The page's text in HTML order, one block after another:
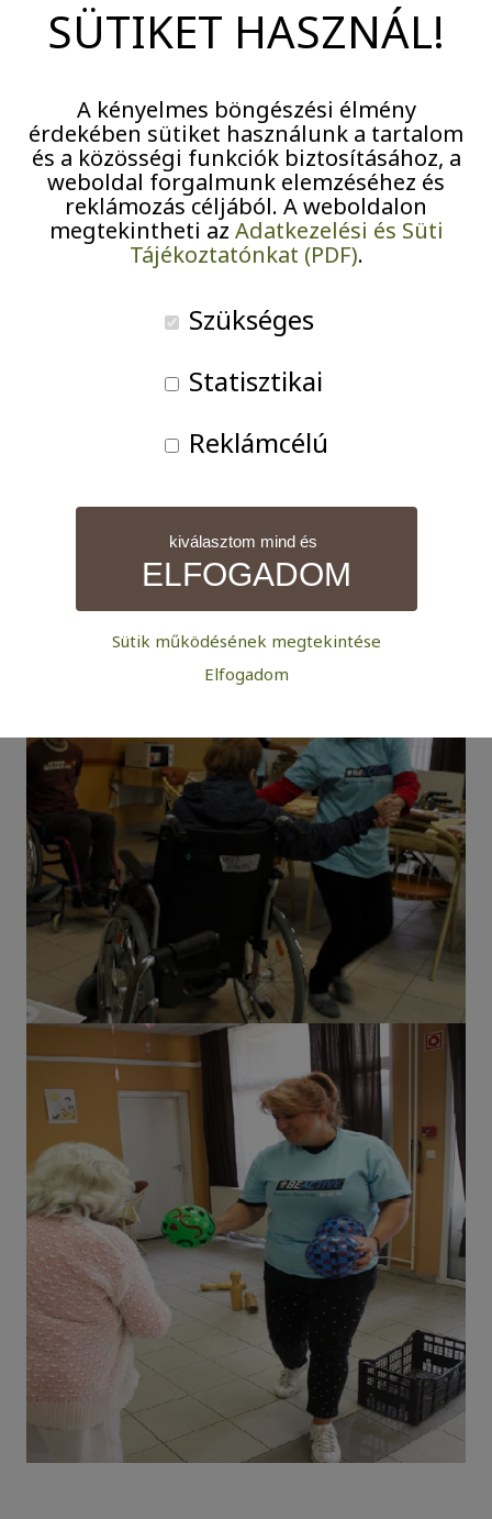
Nagy sikere volt lakóink körében az Otthonban
megrendezett sportnapnak. Szép számmal jöttek és
élvezettel gyűjtötték a pecsétgyűjtő füzetbe az
elvégzett feladatok után járó pecséteket. Mindenki
erejéhez mérten vagy biciklizett, kislabdát dobott –
elvégzésében -, volt aki csoportos gyógytornán vett
hogyan kell használni a kerekesszéket. A feladatok
vettek részt Balczó András öttusázóval és a Roll Dance
megkapta a teljesítményéért járó oklevelet és
SÜTIKET HASZNÁL!
A kényelmes böngészési élmény
érdekében sütiket használunk a tartalom
és a közösségi funkciók biztosításához, a
weboldal forgalmunk elemzéséhez és
reklámozás céljából. A weboldalon
megtekintheti az Adatkezelési és Süti
Tájékoztatónkat (PDF).
Szükséges
Statisztikai
Reklámcélú
kiválasztom mind és
ELFOGADOM
Statisztikai:
A weboldal statisztikáinak elemzésével tudjuk
weboldalunkat hatékonyabbá tenni, hogy a lehető
legmagasabb felhasználói élményt nyújtsuk kedves
látogatóinknak. Ezért gyűjtünk statisztikai adatokat a
Google Analytics segítségével, amely kizárólag az IP
címeket tárolja a személyes adatok közül.
Reklámcélú:
Azért települnek ezek a sütik, hogy a felhasználót
számára egyedi, releváns, érdeklődési körébe tartozó
reklámajánlatokkal tudjuk megcélozni.
Sütik működésének megtekintése
Elfogadom
Pályázatok